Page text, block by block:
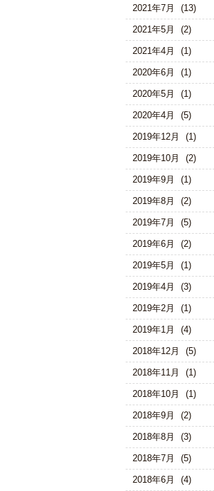
2021年7月 (13)
2021年5月 (2)
2021年4月 (1)
2020年6月 (1)
2020年5月 (1)
2020年4月 (5)
2019年12月 (1)
2019年10月 (2)
2019年9月 (1)
2019年8月 (2)
2019年7月 (5)
2019年6月 (2)
2019年5月 (1)
2019年4月 (3)
2019年2月 (1)
2019年1月 (4)
2018年12月 (5)
2018年11月 (1)
2018年10月 (1)
2018年9月 (2)
2018年8月 (3)
2018年7月 (5)
2018年6月 (4)